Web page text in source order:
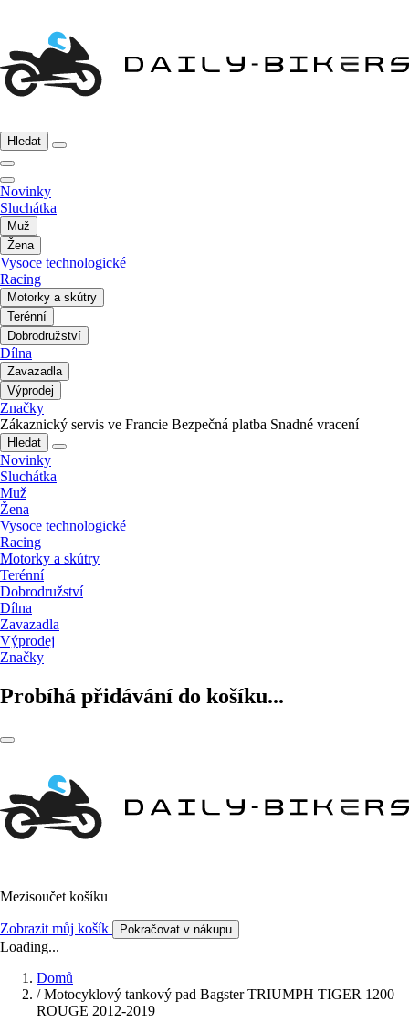
Hledat
Novinky
Sluchátka
Muž
Žena
Vysoce technologické
Racing
Motorky a skútry
Terénní
Dobrodružství
Dílna
Zavazadla
Výprodej
Značky
Zákaznický servis ve Francie Bezpečná platba Snadné vracení
Hledat
Novinky
Sluchátka
Muž
Žena
Vysoce technologické
Racing
Motorky a skútry
Terénní
Dobrodružství
Dílna
Zavazadla
Výprodej
Značky
Probíhá přidávání do košíku...
Mezisoučet košíku
Zobrazit můj košík Pokračovat v nákupu
Loading...
Domů
/ Motocyklový tankový pad Bagster TRIUMPH TIGER 1200
ROUGE 2012-2019